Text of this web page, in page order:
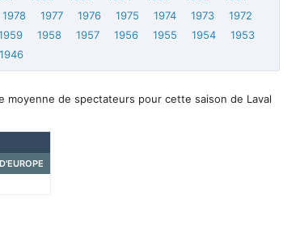
1978 1977 1976 1975 1974 1973
1972
1958 1957 1956 1955 1954
1953
1946
moyenne de spectateurs pour cette saison de Laval